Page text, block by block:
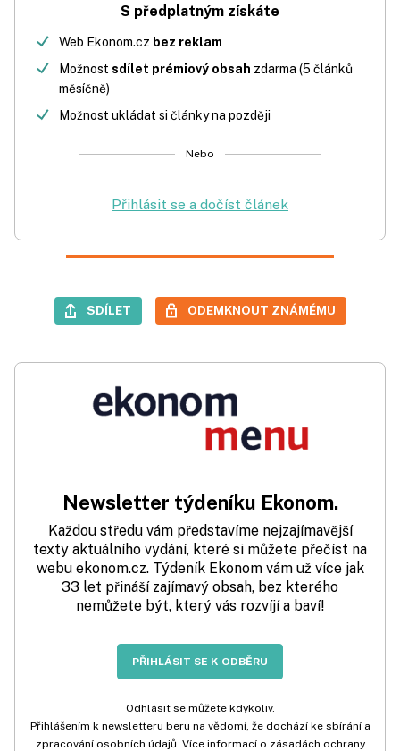
S předplatným získáte
Web Ekonom.cz bez reklam
Možnost sdílet prémiový obsah zdarma (5 článků
měsíčně)
Možnost ukládat si články na později
Nebo
Přihlásit se a dočíst článek
SDÍLET ODEMKNOUT ZNÁMÉMU
Newsletter týdeníku Ekonom.
Každou středu vám představíme nejzajímavější
texty aktuálního vydání, které si můžete přečíst na
webu ekonom.cz. Týdeník Ekonom vám už více jak
33 let přináší zajímavý obsah, bez kterého
nemůžete být, který vás rozvíjí a baví!
PŘIHLÁSIT SE K ODBĚRU
Odhlásit se můžete kdykoliv.
Přihlášením k newsletteru beru na vědomí, že dochází ke sbírání a
zpracování osobních údajů. Více informací o zásadách ochrany